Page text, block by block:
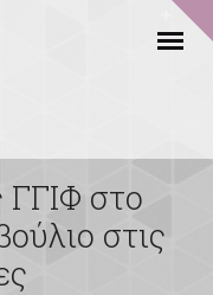
ΓΓΙΦ στο
στις